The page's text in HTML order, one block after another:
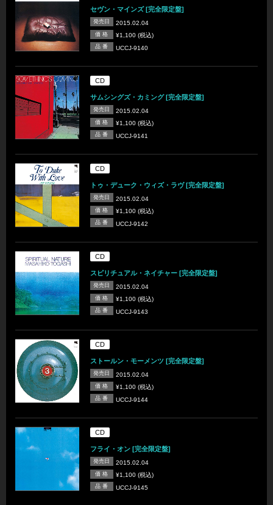
セヴン・マインズ [完全限定盤]
発売日 2015.02.04
価 格 ¥1,100 (税込)
品 番 UCCJ-9140
CD
サムシングズ・カミング [完全限定盤]
発売日 2015.02.04
価 格 ¥1,100 (税込)
品 番 UCCJ-9141
CD
トゥ・デューク・ウィズ・ラヴ [完全限定盤]
発売日 2015.02.04
価 格 ¥1,100 (税込)
品 番 UCCJ-9142
CD
スピリチュアル・ネイチャー [完全限定盤]
発売日 2015.02.04
価 格 ¥1,100 (税込)
品 番 UCCJ-9143
CD
ストールン・モーメンツ [完全限定盤]
発売日 2015.02.04
価 格 ¥1,100 (税込)
品 番 UCCJ-9144
CD
フライ・オン [完全限定盤]
発売日 2015.02.04
価 格 ¥1,100 (税込)
品 番 UCCJ-9145